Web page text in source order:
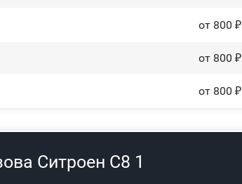
от 800 ₽
от 800 ₽
от 800 ₽
Ситроен С8 1